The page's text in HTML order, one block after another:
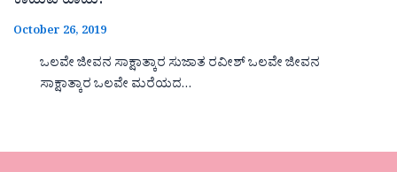
October 26, 2019
ಒಲವೇ ಜೀವನ ಸಾಕ್ಷಾತ್ಕಾರ ಸುಜಾತ ರವೀಶ್ ಒಲವೇ ಜೀವನ
ಸಾಕ್ಷಾತ್ಕಾರ ಒಲವೇ ಮರೆಯದ…